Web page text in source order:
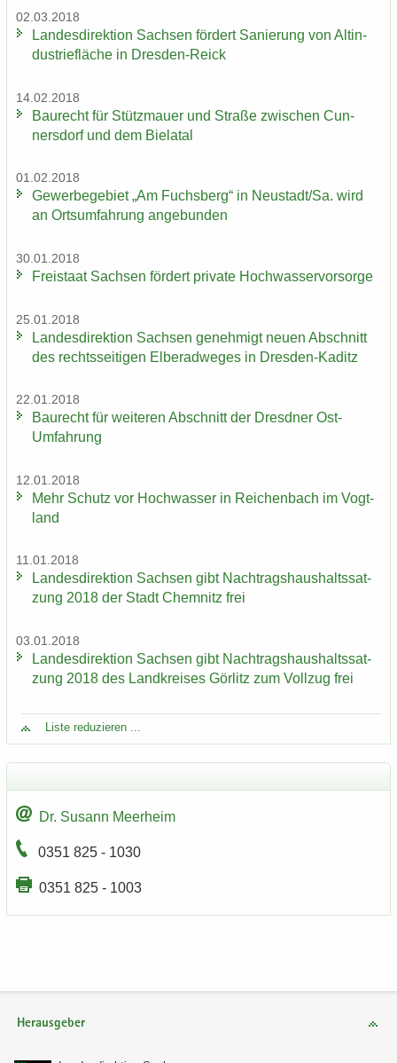
02.03.2018
Lan­des­di­rek­ti­on Sach­sen för­dert Sa­nie­rung von Alt­in­
dus­trie­flä­che in Dresden-​Reick
14.02.2018
Bau­recht für Stütz­mau­er und Stra­ße zwi­schen Cun­
ners­dorf und dem Bie­la­tal
01.02.2018
Ge­wer­be­ge­biet „Am Fuchs­berg“ in Neu­stadt/Sa. wird
an Orts­um­fah­rung an­ge­bun­den
30.01.2018
Frei­staat Sach­sen för­dert pri­va­te Hoch­was­ser­vor­sor­ge
25.01.2018
Lan­des­di­rek­ti­on Sach­sen ge­neh­migt neuen Ab­schnitt
des rechts­sei­ti­gen El­be­rad­we­ges in Dresden-​Kaditz
22.01.2018
Bau­recht für wei­te­ren Ab­schnitt der Dresd­ner Ost-​
Umfahrung
12.01.2018
Mehr Schutz vor Hoch­was­ser in Rei­chen­bach im Vogt­
land
11.01.2018
Lan­des­di­rek­ti­on Sach­sen gibt Nach­trags­haus­halts­sat­
zung 2018 der Stadt Chem­nitz frei
03.01.2018
Lan­des­di­rek­ti­on Sach­sen gibt Nach­trags­haus­halts­sat­
zung 2018 des Land­krei­ses Gör­litz zum Voll­zug frei
Liste re­du­zie­ren ...
Dr. Su­sann Meer­heim
0351 825 - 1030
0351 825 - 1003
Herausgeber